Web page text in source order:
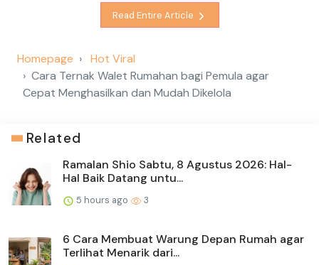
Read Entire Article
Homepage
Hot Viral
Cara Ternak Walet Rumahan bagi Pemula agar
Cepat Menghasilkan dan Mudah Dikelola
Related
Ramalan Shio Sabtu, 8 Agustus 2026: Hal-
Hal Baik Datang untu...
5 hours ago 3
6 Cara Membuat Warung Depan Rumah agar
Terlihat Menarik dari...